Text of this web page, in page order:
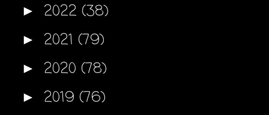
► 2022 (38)
► 2021 (79)
► 2020 (78)
► 2019 (76)